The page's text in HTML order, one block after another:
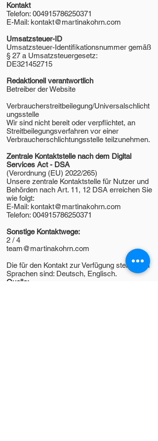
Kontakt
Telefon: 004915786250371
E-Mail: kontakt@martinakohrn.com
Umsatzsteuer-ID
Umsatzsteuer-Identifikationsnummer gemäß
§ 27 a Umsatzsteuergesetz:
DE321452715
Redaktionell verantwortlich
Betreiber der Website
Verbraucherstreitbeilegung/Universalschlicht
ungsstelle
Wir sind nicht bereit oder verpflichtet, an
Streitbeilegungsverfahren vor einer
Verbraucherschlichtungsstelle teilzunehmen.
Zentrale Kontaktstelle nach dem Digital
Services Act - DSA
(Verordnung (EU) 2022/265)
Unsere zentrale Kontaktstelle für Nutzer und
Behörden nach Art. 11, 12 DSA erreichen Sie
wie folgt:
E-Mail: kontakt@martinakohrn.com
Telefon: 004915786250371
Sonstige Kontaktwege:
2 / 4
team@martinakohrn.com
Die für den Kontakt zur Verfügung stehenden
Sprachen sind: Deutsch, Englisch.
Quelle: